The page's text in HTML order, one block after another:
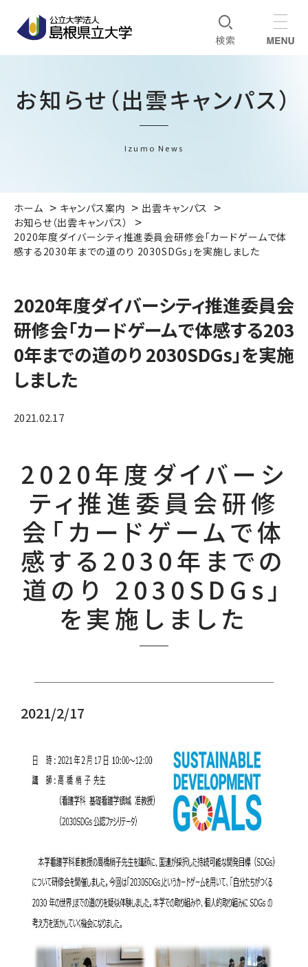
お知らせ（出雲キャンパス）
Izumo News
ホーム キャンパス案内
出雲キャンパス
お知らせ（出雲キャンパス）
2020年度ダイバーシティ推進委員会研修会「カードゲームで体
感する2030年までの道のり 2030SDGs」を実施しました
2020年度ダイバーシティ推進委員会
研修会「カードゲームで体感する203
0年までの道のり 2030SDGs」を実施
しました
2021.02.17
2020年度ダイバーシ
ティ推進委員会研修
会「カードゲームで体
感する2030年までの
道のり 2030SDGs」
を実施しました
2021/2/17